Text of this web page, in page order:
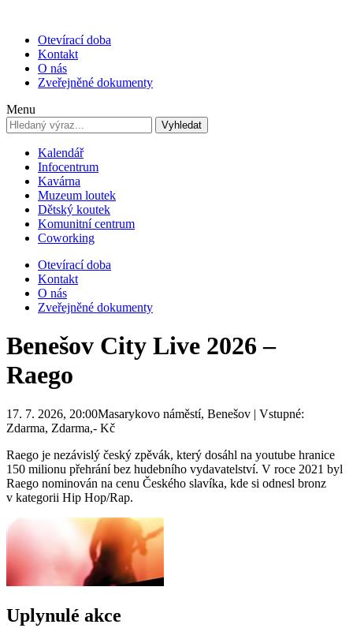
Otevírací doba
Kontakt
O nás
Zveřejněné dokumenty
Menu
Vyhledat
Kalendář
Infocentrum
Kavárna
Muzeum loutek
Dětský koutek
Komunitní centrum
Coworking
Otevírací doba
Kontakt
O nás
Zveřejněné dokumenty
Benešov City Live 2026 –
Raego
17. 7. 2026, 20:00Masarykovo náměstí, Benešov | Vstupné:
Zdarma, Zdarma,- Kč
Raego je nezávislý český zpěvák, který dosáhl na youtube hranice
150 milionu přehrání bez hudebního vydavatelství. V roce 2021 byl
Raego nominován na cenu Českého slavíka, kde si odnesl bronz
v kategorii Hip Hop/Rap.
Uplynulé akce